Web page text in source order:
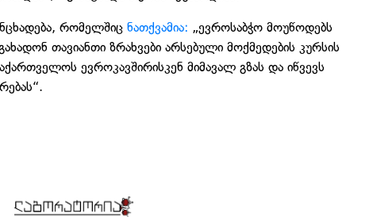
რომელშიც ნათქვამია: „ევროსაბჭო მოუწოდებს
თავიანთი ზრახვები არსებული მოქმედების კურსის
ევროკავშირისკენ მიმავალ გზას და იწვევს